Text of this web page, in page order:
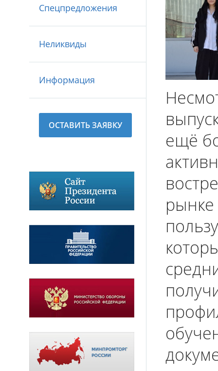
Спецпредложения
Неликвиды
Информация
ОСТАВИТЬ ЗАЯВКУ
ещё